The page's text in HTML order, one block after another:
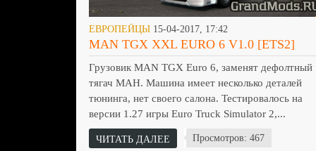
ЕВРОПЕЙЦЫ 15-04-2017, 17:42
MAN TGX XXL EURO 6 V1.0 [ETS2]
Грузовик MAN TGX Euro 6, заменят дефолтный
тягач МАН. Машина имеет несколько деталей
тюнинга, нет своего салона. Тестировалось на
версии 1.27 игры Euro Truck Simulator 2,...
ЧИТАТЬ ДАЛЕЕ Просмотров: 467